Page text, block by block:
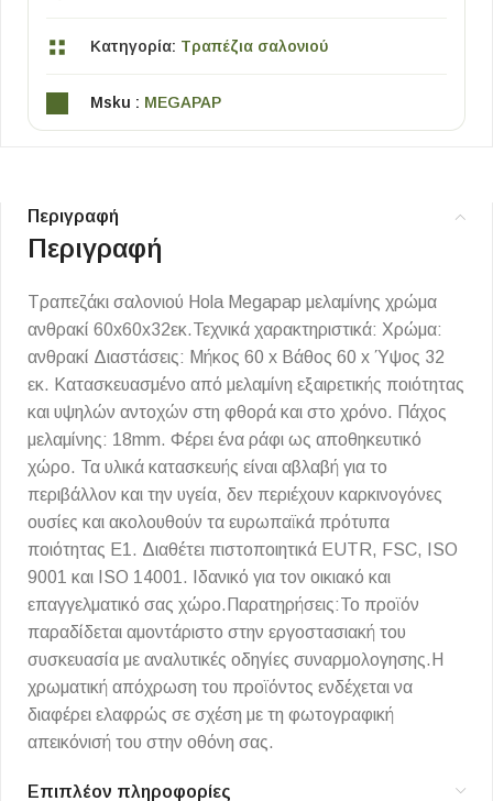
Κατηγορία: Τραπέζια σαλονιού
Msku : MEGAPAP
Περιγραφή
Περιγραφή
Τραπεζάκι σαλονιού Hola Megapap μελαμίνης χρώμα
ανθρακί 60x60x32εκ.Τεχνικά χαρακτηριστικά: Χρώμα:
ανθρακί Διαστάσεις: Μήκος 60 x Βάθος 60 x Ύψος 32
εκ. Κατασκευασμένο από μελαμίνη εξαιρετικής ποιότητας
και υψηλών αντοχών στη φθορά και στο χρόνο. Πάχος
μελαμίνης: 18mm. Φέρει ένα ράφι ως αποθηκευτικό
χώρο. Τα υλικά κατασκευής είναι αβλαβή για το
περιβάλλον και την υγεία, δεν περιέχουν καρκινογόνες
ουσίες και ακολουθούν τα ευρωπαϊκά πρότυπα
ποιότητας Ε1. Διαθέτει πιστοποιητικά EUTR, FSC, ISO
9001 και ISO 14001. Ιδανικό για τον οικιακό και
επαγγελματικό σας χώρο.Παρατηρήσεις:Το προϊόν
παραδίδεται αμοντάριστο στην εργοστασιακή του
συσκευασία με αναλυτικές οδηγίες συναρμολογησης.Η
χρωματική απόχρωση του προϊόντος ενδέχεται να
διαφέρει ελαφρώς σε σχέση με τη φωτογραφική
απεικόνισή του στην οθόνη σας.
Επιπλέον πληροφορίες